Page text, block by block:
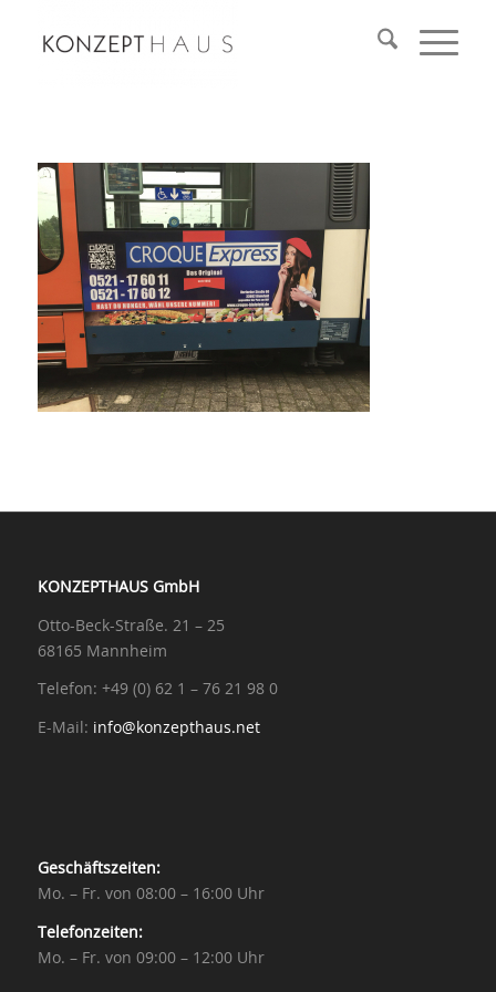
KONZEPTHAUS GmbH
Otto-Beck-Straße. 21 – 25
68165 Mannheim
Telefon: +49 (0) 62 1 – 76 21 98 0
E-Mail: info@konzepthaus.net
Geschäftszeiten:
Mo. – Fr. von 08:00 – 16:00 Uhr
Telefonzeiten:
Mo. – Fr. von 09:00 – 12:00 Uhr